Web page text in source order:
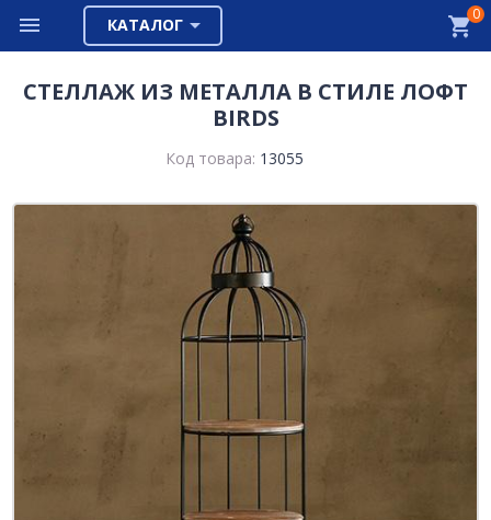
КАТАЛОГ
0
СТЕЛЛАЖ ИЗ МЕТАЛЛА В СТИЛЕ ЛОФТ
BIRDS
Код товара: 13055